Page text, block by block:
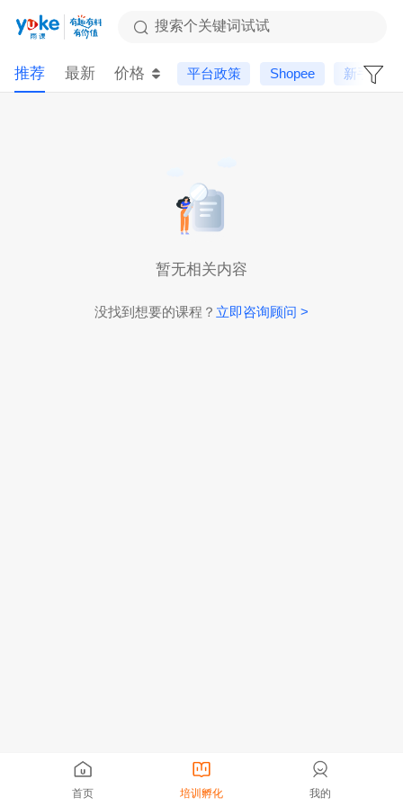
搜索个关键词试试
推荐 最新 价格 平台政策 Shopee 新手课
暂无相关内容
没找到想要的课程？ 立即咨询顾问 >
首页 培训孵化 我的